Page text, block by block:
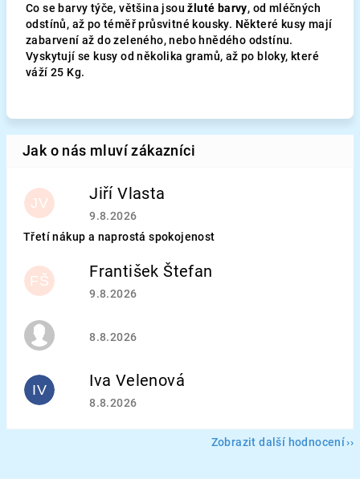
Co se barvy týče, většina jsou žluté barvy, od mléčných
odstínů, až po téměř průsvitné kousky. Některé kusy mají
zabarvení až do zeleného, nebo hnědého odstínu.
Vyskytují se kusy od několika gramů, až po bloky, které
váží 25 Kg.
JV Jiří Vlasta
Hodnocení obchodu je 5 z 5 hvězdiček.
9.8.2026
Třetí nákup a naprostá spokojenost
FŠ František Štefan
Hodnocení obchodu je 5 z 5 hvězdiček.
9.8.2026
Hodnocení obchodu je 5 z 5 hvězdiček.
8.8.2026
IV Iva Velenová
Hodnocení obchodu je 5 z 5 hvězdiček.
8.8.2026
Zobrazit další hodnocení